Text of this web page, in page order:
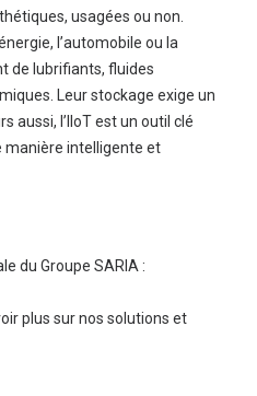
usagées ou non.
l’automobile ou la
de lubrifiants, fluides
Leur stockage exige un
aussi, l’IIoT est un outil clé
manière intelligente et
du Groupe SARIA :
plus sur nos solutions et